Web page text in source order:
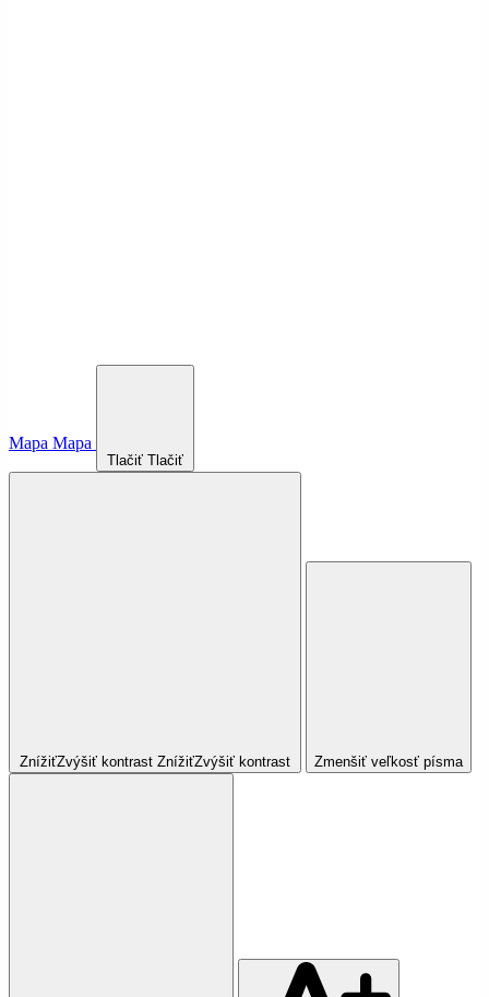
Mapa Mapa
Tlačiť Tlačiť
ZnížiťZvýšiť kontrast ZnížiťZvýšiť kontrast Zmenšiť veľkosť písma